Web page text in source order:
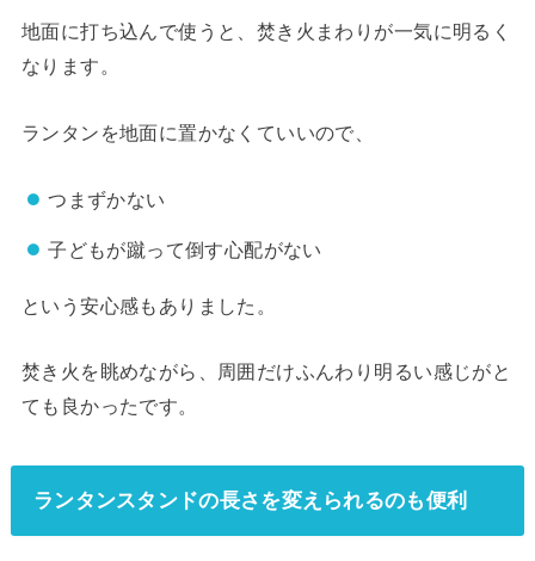
地面に打ち込んで使うと、焚き火まわりが一気に明るく
なります。
ランタンを地面に置かなくていいので、
つまずかない
子どもが蹴って倒す心配がない
という安心感もありました。
焚き火を眺めながら、周囲だけふんわり明るい感じがと
ても良かったです。
ランタンスタンドの長さを変えられるのも便利